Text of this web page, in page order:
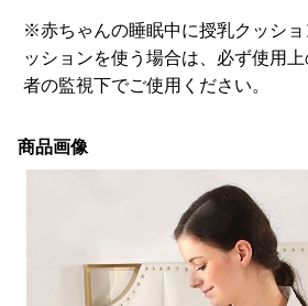
※赤ちゃんの睡眠中に授乳クッショ
ッションを使う場合は、必ず使用
者の監視下でご使用ください。
商品画像